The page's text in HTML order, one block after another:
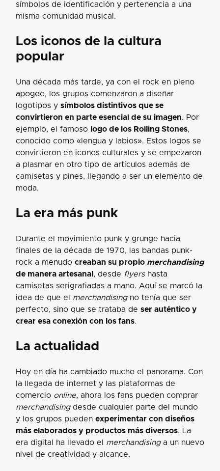
símbolos de identificación y pertenencia a una
misma comunidad musical.
Los iconos de la cultura
popular
Una década más tarde, ya con el rock en pleno
apogeo, los grupos comenzaron a diseñar
logotipos y símbolos distintivos que se
convirtieron en parte esencial de su imagen. Por
ejemplo, el famoso logo de los Rolling Stones,
conocido como «lengua y labios». Estos logos se
convirtieron en iconos culturales y se empezaron
a plasmar en otro tipo de artículos además de
camisetas y pines, llegando a ser un elemento de
moda.
La era más punk
Durante el movimiento punk y grunge hacia
finales de la década de 1970, las bandas punk-
rock a menudo creaban su propio merchandising
de manera artesanal , desde flyershasta
camisetas serigrafiadas a mano. Aquí se marcó la
idea de que el merchandisingno tenía que ser
perfecto, sino que se trataba de ser auténtico y
crear esa conexión con los fans.
La actualidad
Hoy en día ha cambiado mucho el panorama. Con
la llegada de internet y las plataformas de
comercio online, ahora los fans pueden comprar
merchandisingdesde cualquier parte del mundo
y los grupos pueden experimentar con diseños
más elaborados y productos más diversos. La
era digital ha llevado el merchandisinga un nuevo
nivel de creatividad y alcance.